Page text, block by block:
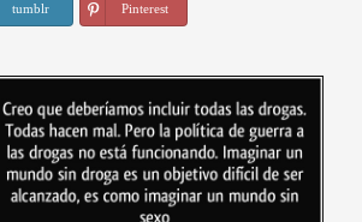
tumblr Pinterest